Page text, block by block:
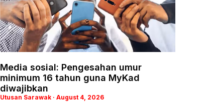
Media sosial: Pengesahan umur
minimum 16 tahun guna MyKad
diwajibkan
Utusan Sarawak August 4, 2026